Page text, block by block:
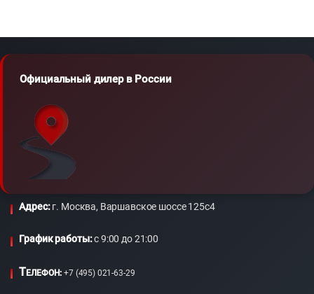
Официальный дилер в России
Адрес:г. Москва, Варшавское шоссе 125с4
График работы:c 9:00 до 21:00
ТЕЛЕФОН: +7 (495) 021-63-29